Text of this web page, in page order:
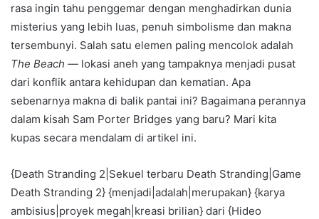
rasa ingin tahu penggemar dengan menghadirkan dunia
misterius yang lebih luas, penuh simbolisme dan makna
tersembunyi. Salah satu elemen paling mencolok adalah
The Beach — lokasi aneh yang tampaknya menjadi pusat
dari konflik antara kehidupan dan kematian. Apa
sebenarnya makna di balik pantai ini? Bagaimana perannya
dalam kisah Sam Porter Bridges yang baru? Mari kita
kupas secara mendalam di artikel ini.
{Death Stranding 2|Sekuel terbaru Death Stranding|Game
Death Stranding 2} {menjadi|adalah|merupakan} {karya
ambisius|proyek megah|kreasi brilian} dari {Hideo